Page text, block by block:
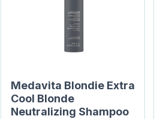
Medavita Blondie Extra
Cool Blonde
Neutralizing Shampoo